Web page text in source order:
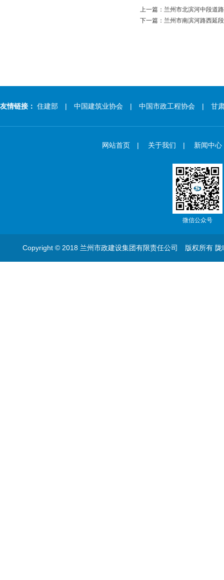
上一篇： 兰州市北滨河中段道
下一篇： 兰州市南滨河路西延
友情链接： 住建部 | 中国建筑业协会 | 中国市政工程协会 | 甘肃
网站首页 | 关于我们 | 新闻中心
微信公众号
Copyright © 2018 兰州市政建设集团有限责任公司 版权所有